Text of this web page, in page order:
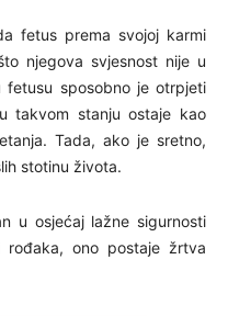
fetus prema svojoj karmi
njegova svjesnost nije u
sposobno je otrpjeti
takvom stanju ostaje kao
Tada, ako je sretno,
stotinu života.
u osjećaj lažne sigurnosti
rođaka, ono postaje žrtva